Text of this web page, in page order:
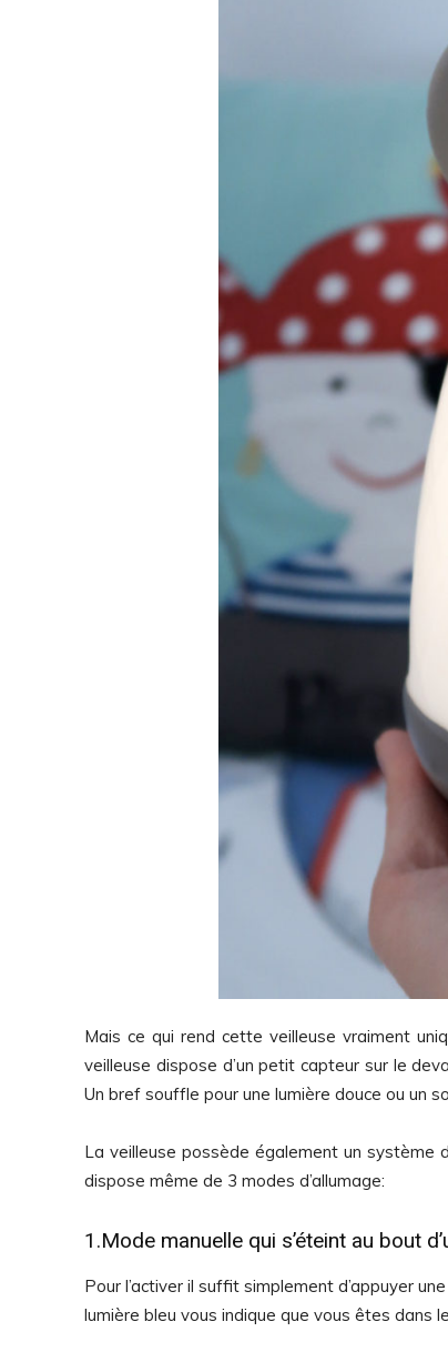
Mais ce qui rend cette veilleuse vraiment
veilleuse dispose d’un petit capteur sur le
Un bref souffle pour une lumière douce ou un
La veilleuse possède également un système
dispose même de 3 modes d’allumage:
1.Mode manuelle qui s’éteint au bout
Pour l’activer il suffit simplement d’appuyer
lumière bleu vous indique que vous êtes dans